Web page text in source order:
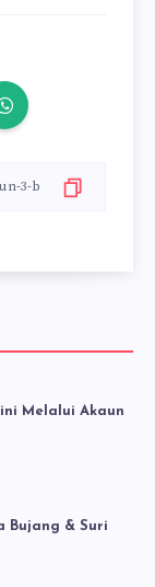
Melalui Akaun
Bujang & Suri